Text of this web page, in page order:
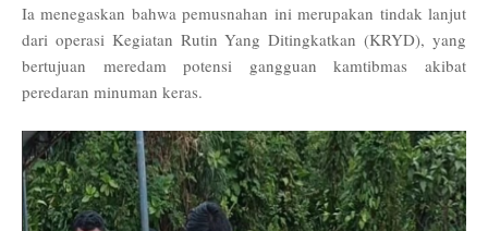
Ia menegaskan bahwa pemusnahan ini merupakan tindak lanjut
dari operasi Kegiatan Rutin Yang Ditingkatkan (KRYD), yang
bertujuan meredam potensi gangguan kamtibmas akibat
peredaran minuman keras.